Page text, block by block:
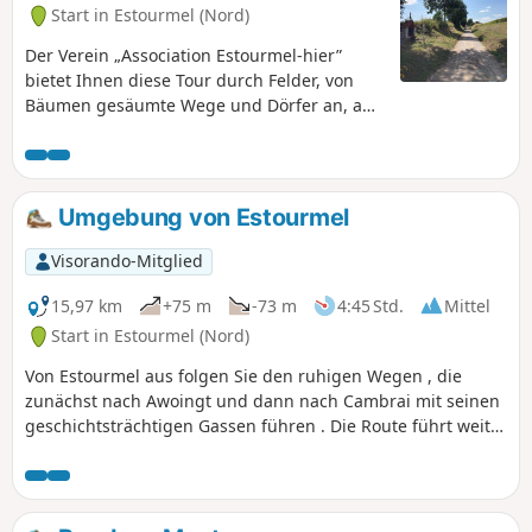
Start in Estourmel (Nord)
Der Verein „Association Estourmel-hier”
bietet Ihnen diese Tour durch Felder, von
Bäumen gesäumte Wege und Dörfer an, auf
entdecken können. Vor jedem
bemerkenswerten Denkmal finden Sie
Informationstafeln, auf denen Sie mehr über
die Geschichte des Dorfes ergehen können.
Umgebung von Estourmel
Visorando-Mitglied
15,97 km
+75 m -73 m 4:45 Std.
Mittel
Start in Estourmel (Nord)
Von Estourmel aus folgen Sie den ruhigen Wegen , die
zunächst nach Awoingt und dann nach Cambrai mit seinen
geschichtsträchtigen Gassen führen . Die Route führt weiter
inmitten einer Landschaft , in der sich wogende Felder ,
ländliche Hecken und Silhouetten von Bauernhöfen
vermischen . Jede Etappe hat ihren eigenen Charme: die